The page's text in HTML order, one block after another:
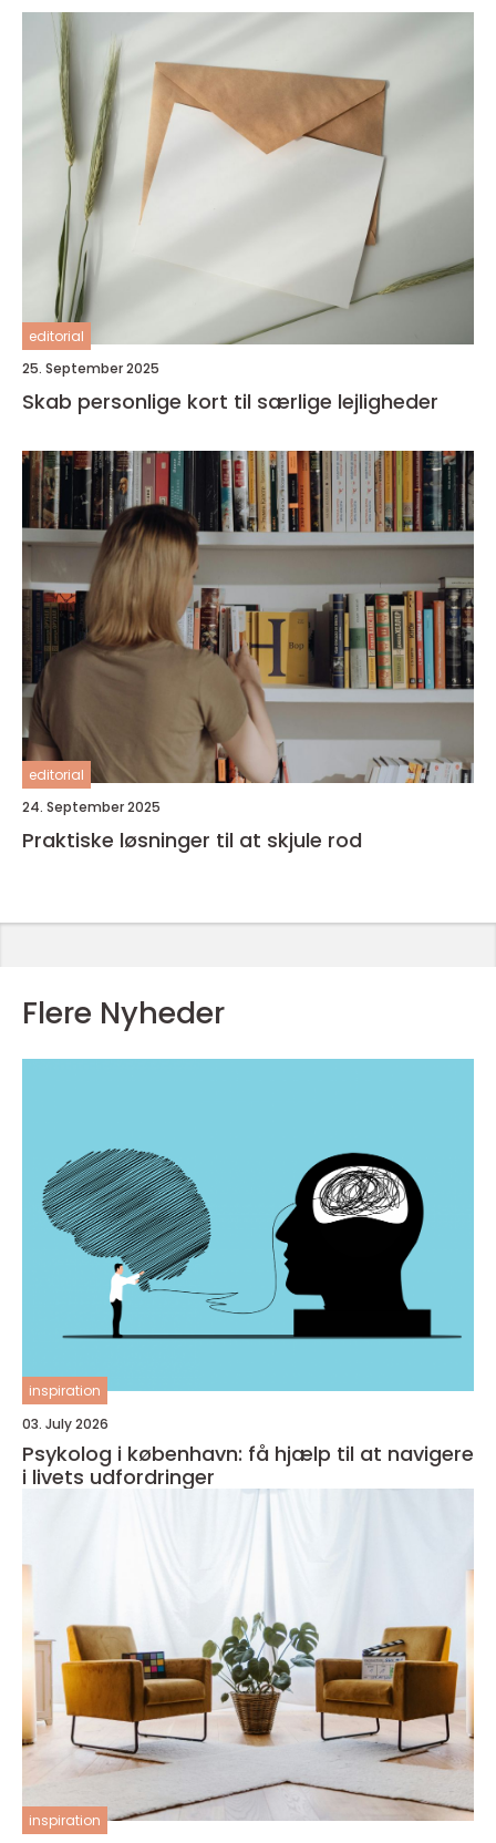
editorial
25. September 2025
Skab personlige kort til særlige lejligheder
editorial
24. September 2025
Praktiske løsninger til at skjule rod
Flere Nyheder
inspiration
03. July 2026
Psykolog i københavn: få hjælp til at navigere
i livets udfordringer
inspiration